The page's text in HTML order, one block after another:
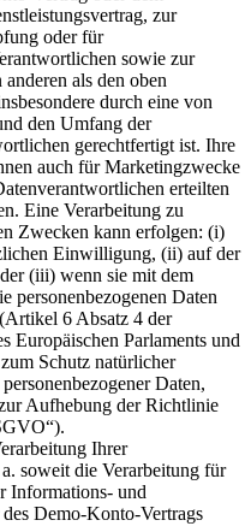
zur
oder für
sowie zur
als den oben
durch eine von
den Umfang der
gerechtfertigt ist. Ihre
auch für Marketingzwecke
erteilten
Eine Verarbeitung zu
Zwecken kann erfolgen: (i)
Einwilligung, (ii) auf der
(iii) wenn sie mit dem
personenbezogenen Daten
6 Absatz 4 der
Europäischen Parlaments und
Schutz natürlicher
Daten,
Aufhebung der Richtlinie
Ihrer
soweit die Verarbeitung für
Informations- und
Demo-Konto-Vertrags